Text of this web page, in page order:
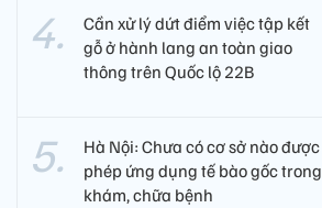
Cần xử lý dứt điểm việc tập kết
gỗ ở hành lang an toàn giao
thông trên Quốc lộ 22B
Hà Nội: Chưa có cơ sở nào được
phép ứng dụng tế bào gốc trong
khám, chữa bệnh